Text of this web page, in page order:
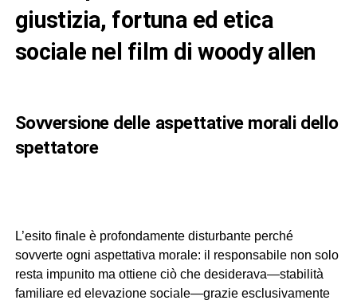
giustizia, fortuna ed etica
sociale nel film di woody allen
sovversione delle aspettative morali dello
spettatore
L’esito finale è profondamente disturbante perché
sovverte ogni aspettativa morale: il responsabile non solo
resta impunito ma ottiene ciò che desiderava—stabilità
familiare ed elevazione sociale—grazie esclusivamente